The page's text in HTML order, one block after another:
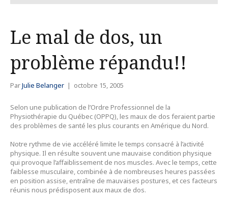
Le mal de dos, un
problème répandu!!
ParJulie Belanger | octobre 15, 2005
Selon une publication de l’Ordre Professionnel de la
Physiothérapie du Québec (OPPQ), les maux de dos feraient partie
des problèmes de santé les plus courants en Amérique du Nord.
Notre rythme de vie accéléré limite le temps consacré à l’activité
physique. Il en résulte souvent une mauvaise condition physique
qui provoque l’affaiblissement de nos muscles. Avec le temps, cette
faiblesse musculaire, combinée à de nombreuses heures passées
en position assise, entraîne de mauvaises postures, et ces facteurs
réunis nous prédisposent aux maux de dos.